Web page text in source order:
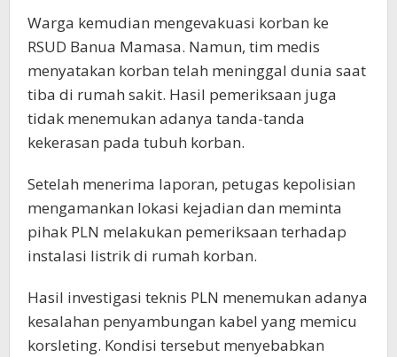
Warga kemudian mengevakuasi korban ke
RSUD Banua Mamasa. Namun, tim medis
menyatakan korban telah meninggal dunia saat
tiba di rumah sakit. Hasil pemeriksaan juga
tidak menemukan adanya tanda-tanda
kekerasan pada tubuh korban.
Setelah menerima laporan, petugas kepolisian
mengamankan lokasi kejadian dan meminta
pihak PLN melakukan pemeriksaan terhadap
instalasi listrik di rumah korban.
Hasil investigasi teknis PLN menemukan adanya
kesalahan penyambungan kabel yang memicu
korsleting. Kondisi tersebut menyebabkan